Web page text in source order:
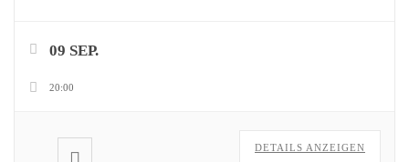
09 SEP.
20:00
DETAILS ANZEIGEN